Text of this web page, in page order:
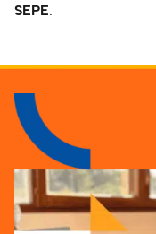
SEPE.